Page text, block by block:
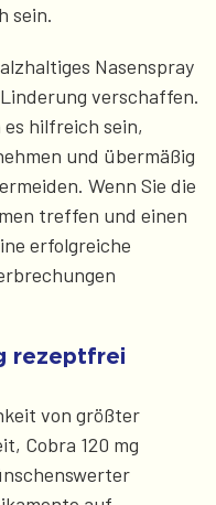
sein.
Nasenspray
verschaffen.
hilfreich sein,
und übermäßig
Wenn Sie die
treffen und einen
erfolgreiche
rezeptfrei
von größter
Cobra 120 mg